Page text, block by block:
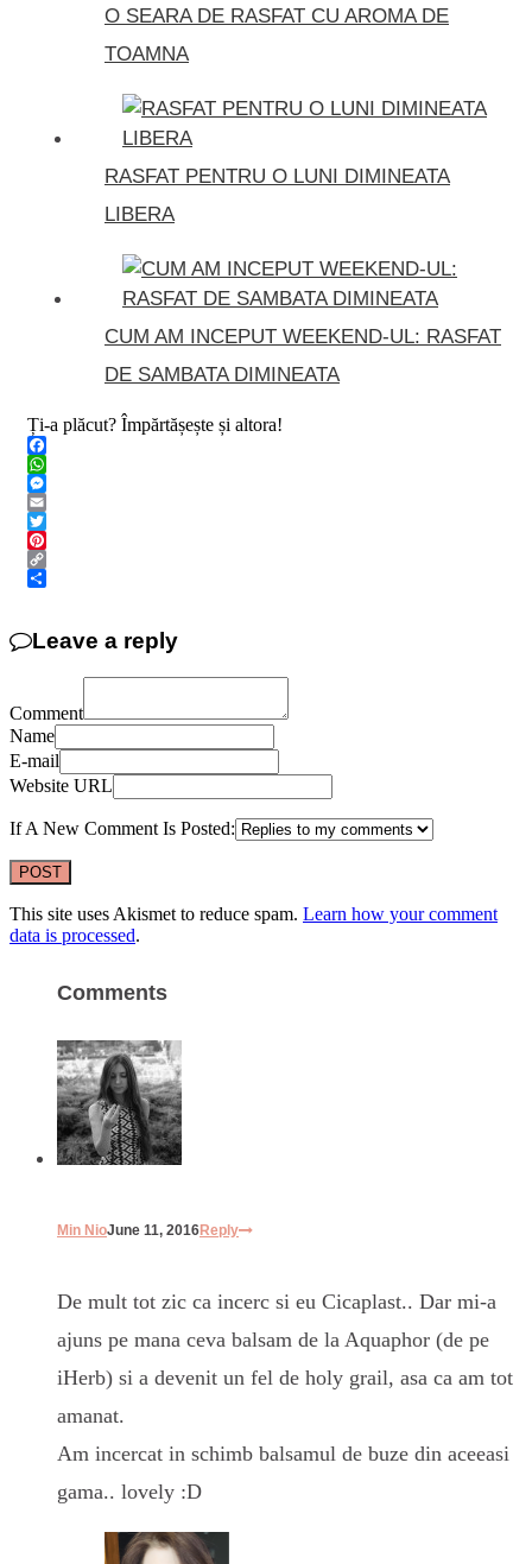
O SEARA DE RASFAT CU AROMA DE
TOAMNA
RASFAT PENTRU O LUNI DIMINEATA
LIBERA
CUM AM INCEPUT WEEKEND-UL: RASFAT
DE SAMBATA DIMINEATA
Ți-a plăcut? Împărtășește și altora!
Facebook
WhatsApp
Messenger
Email
Twitter
Pinterest
Copy
Leave a reply
Comment
Name
E-mail
Website URL
If A New Comment Is Posted:
This site uses Akismet to reduce spam. Learn how your comment
data is processed.
Comments
Min NioJune 11, 2016Reply
De mult tot zic ca incerc si eu Cicaplast.. Dar mi-a
ajuns pe mana ceva balsam de la Aquaphor (de pe
iHerb) si a devenit un fel de holy grail, asa ca am tot
amanat.
Am incercat in schimb balsamul de buze din aceeasi
gama.. lovely :D